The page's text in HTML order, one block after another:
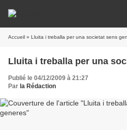
Accueil » Lluita i treballa per una societat sens
Lluita i treballa per una
Publié le 04/12/2009 à 21:27
Par la Rédaction